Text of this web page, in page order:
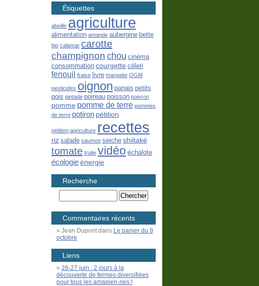
Étiquettes
abeille agriculture
alimentation amande aubergine bette
bio calamar carotte
champignon chou cinéma
consommation courgette céleri
fenouil fraise livre margatte OGM
pesticides oignon panais petits
pois pintade poireau poisson poivron
pomme pomme de terre pommes
de terre potiron pétition
pétition;agriculture recettes
riz salade saumon seiche shiitaké
tomate truite vidéo échalote
écologieénergie
Recherche
Commentaires récents
Jean Dupontdans Le panier du 9
octobre
Liens
26-27 juin : 2 jours à la
découverte de fermes diversifiées
pour tous les amapien·nes !